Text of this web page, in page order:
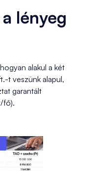
lényeg
alakul a két
t veszünk alapul,
garantált
fő).